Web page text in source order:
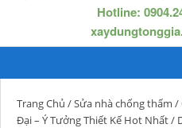
Hotline:
Trang Chủ /Sửa nhà chống thấm /
Đại – Ý Tưởng Thiết Kế Hot Nhất/